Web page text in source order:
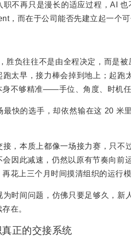
职不再只是漫长的适应过程，AI
，而在于公司能否先建立起一个
胜负往往不是由全程决定，而是
跑太早，接力棒会掉到地上；起
身不够精准——手位、角度、时机
最快的选手，却依然输在这 20 米
，本质上都像一场接力赛，只
因此减速，仍然以原有节奏向前
花上三个月时间摸清组织的运行
时间问题，仿佛只要足够久，
在。
真正的交接系统